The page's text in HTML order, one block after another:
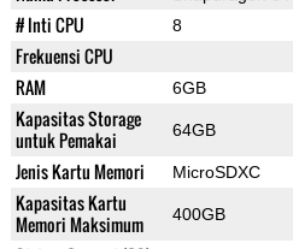
# Inti CPU 8
Frekuensi CPU
RAM 6GB
Kapasitas Storage
untuk Pemakai
64GB
Jenis Kartu Memori MicroSDXC
Kapasitas Kartu
Memori Maksimum
400GB